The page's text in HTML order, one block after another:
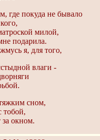
где покуда не бывало
милой,
подарила.
я, для того,
влаги -
сном,
тобой,
окном.